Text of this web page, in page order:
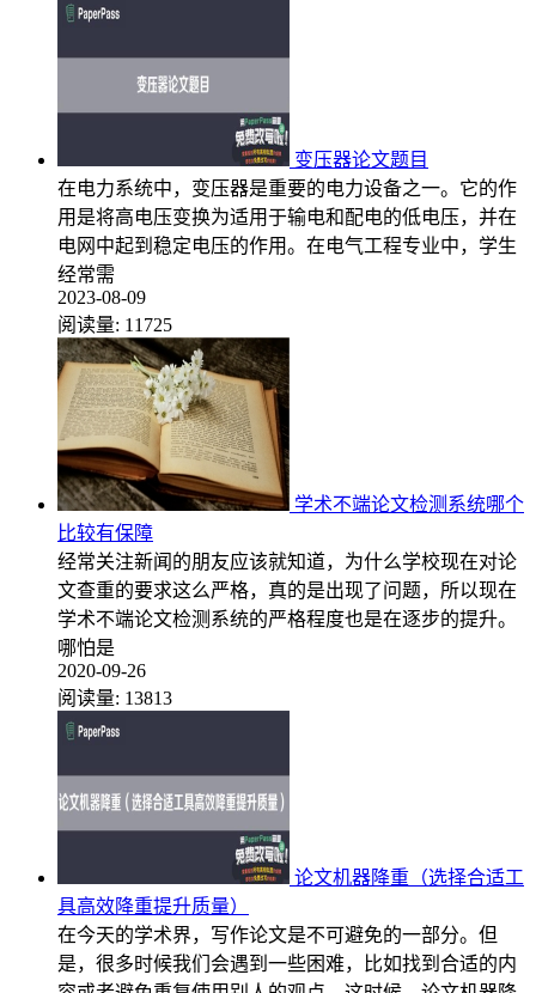
变压器论文题目
在电力系统中，变压器是重要的电力设备之一。它的作
用是将高电压变换为适用于输电和配电的低电压，并在
电网中起到稳定电压的作用。在电气工程专业中，学生
经常需
2023-08-09
阅读量: 11725
学术不端论文检测系统哪个
比较有保障
经常关注新闻的朋友应该就知道，为什么学校现在对论
文查重的要求这么严格，真的是出现了问题，所以现在
学术不端论文检测系统的严格程度也是在逐步的提升。
哪怕是
2020-09-26
阅读量: 13813
论文机器降重（选择合适工
具高效降重提升质量）
在今天的学术界，写作论文是不可避免的一部分。但
是，很多时候我们会遇到一些困难，比如找到合适的内